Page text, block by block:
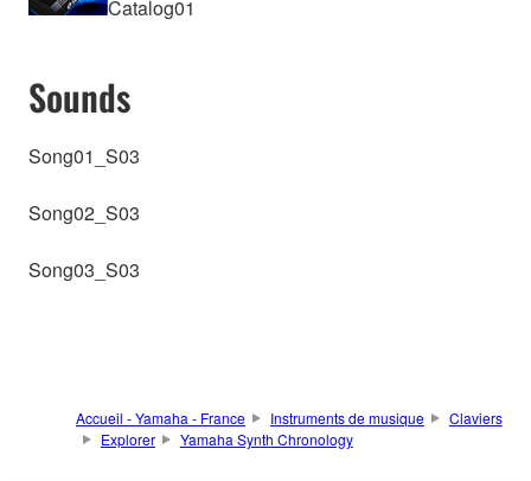
Catalog01
Sounds
Song01_S03
Song02_S03
Song03_S03
Accueil - Yamaha - France Instruments de musique
Claviers
Explorer
Yamaha Synth Chronology